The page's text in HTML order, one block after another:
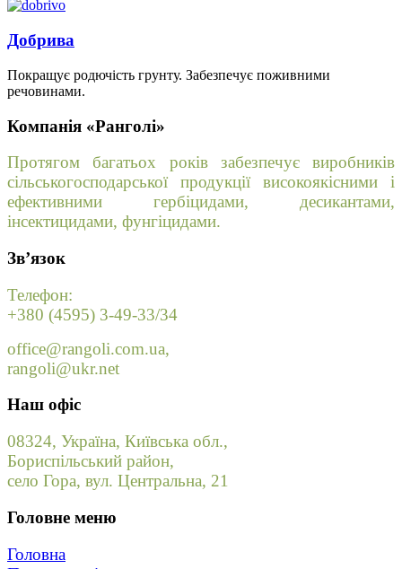
Добрива
Покращує родючість грунту. Забезпечує поживними
речовинами.
Компанія «Ранголі»
Протягом багатьох років забезпечує виробників
сільськогосподарської продукції високоякісними і
ефективними гербіцидами, десикантами,
інсектицидами, фунгіцидами.
Зв’язок
Телефон:
+380 (4595) 3-49-33/34
office@rangoli.com.ua,
rangoli@ukr.net
Наш офіс
08324, Україна, Київська обл.,
Бориспільський район,
село Гора, вул. Центральна, 21
Головне меню
Головна